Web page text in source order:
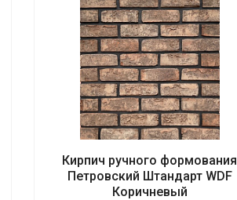
Кирпич ручного формования
Петровский Штандарт WDF
Коричневый